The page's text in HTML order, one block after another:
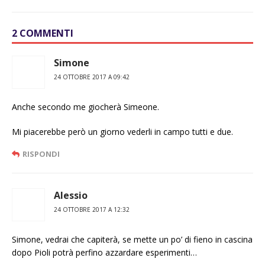
2 COMMENTI
Simone
24 OTTOBRE 2017 A 09:42
Anche secondo me giocherà Simeone.
Mi piacerebbe però un giorno vederli in campo tutti e due.
RISPONDI
Alessio
24 OTTOBRE 2017 A 12:32
Simone, vedrai che capiterà, se mette un po’ di fieno in cascina
dopo Pioli potrà perfino azzardare esperimenti…